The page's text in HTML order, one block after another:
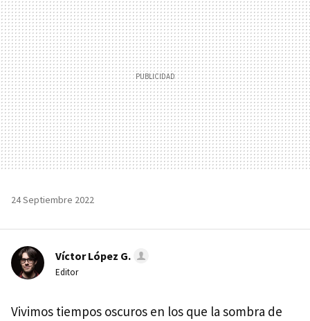
24 Septiembre 2022
Víctor López G.
Editor
Vivimos tiempos oscuros en los que la sombra de